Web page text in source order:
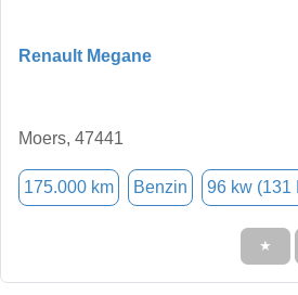
Renault Megane
Moers, 47441
175.000 km Benzin 96 kw (131
★